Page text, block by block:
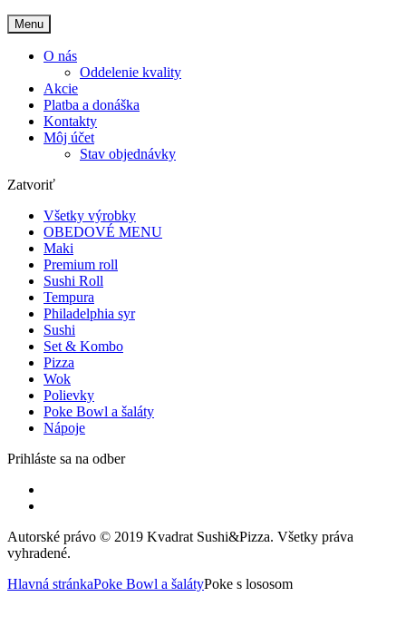
Menu
O nás
Oddelenie kvality
Akcie
Platba a donáška
Kontakty
Môj účet
Stav objednávky
Zatvoriť
Všetky výrobky
OBEDOVÉ MENU
Maki
Premium roll
Sushi Roll
Tempura
Philadelphia syr
Sushi
Set & Kombo
Pizza
Wok
Polievky
Poke Bowl a šaláty
Nápoje
Prihláste sa na odber
Autorské právo © 2019 Kvadrat Sushi&Pizza. Všetky práva
vyhradené.
Hlavná stránkaPoke Bowl a šalátyPoke s lososom